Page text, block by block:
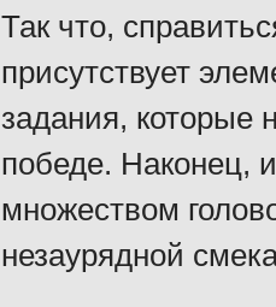
Так что,
присутствует
задания, которые
победе. Наконец,
множеством
незаурядной